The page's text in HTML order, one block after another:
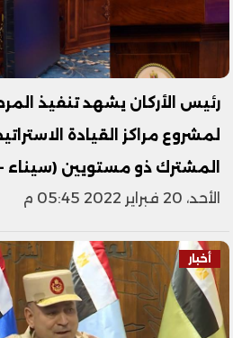
رئيس الأركان يشهد تنفيذ
لمشروع مراكز القيادة
المشترك ذو مستويين (سيناء - 6)
الأحد، 20 فبراير 2022 05:45 م
أخبار